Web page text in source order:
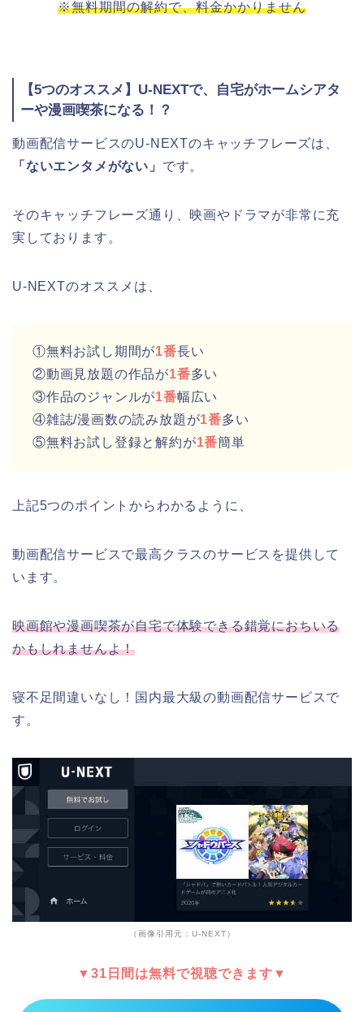
※無料期間の解約で、料金かかりません
【5つのオススメ】U-NEXTで、自宅がホームシアタ
ーや漫画喫茶になる！？
動画配信サービスのU-NEXTのキャッチフレーズは、
「ないエンタメがない」 です。
そのキャッチフレーズ通り、映画やドラマが非常に充
実しております。
U-NEXTのオススメは、
①無料お試し期間が1番長い
②動画見放題の作品が1番多い
③作品のジャンルが1番幅広い
④雑誌/漫画数の読み放題が1番多い
⑤無料お試し登録と解約が1番簡単
上記5つのポイントからわかるように、
動画配信サービスで最高クラスのサービスを提供して
います。
映画館や漫画喫茶が自宅で体験できる錯覚におちいる
かもしれませんよ！
寝不足間違いなし！国内最大級の動画配信サービスで
す。
（画像引用元：U-NEXT）
▼31日間は無料で視聴できます▼